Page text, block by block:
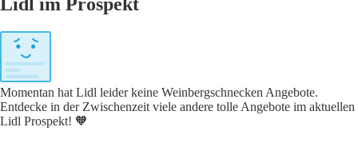
Momentan hat Lidl leider keine Weinbergschnecken Angebote.
Entdecke in der Zwischenzeit viele andere tolle Angebote im aktuellen
Lidl Prospekt! 🧡